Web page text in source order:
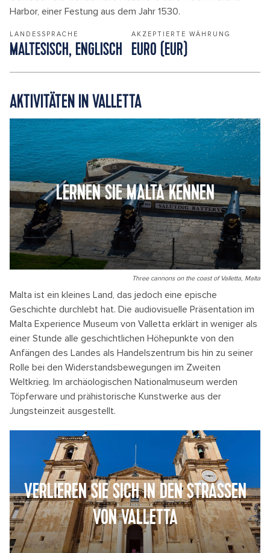
Harbor, einer Festung aus dem Jahr 1530.
LANDESSPRACHE
MALTESISCH, ENGLISCH
AKZEPTIERTE WÄHRUNG
EURO (EUR)
AKTIVITÄTEN IN VALLETTA
LERNEN SIE MALTA KENNEN
Three cannons on the coast of Valletta, Malta
Malta ist ein kleines Land, das jedoch eine epische
Geschichte durchlebt hat. Die audiovisuelle Präsentation im
Malta Experience Museum von Valletta erklärt in weniger als
einer Stunde alle geschichtlichen Höhepunkte von den
Anfängen des Landes als Handelszentrum bis hin zu seiner
Rolle bei den Widerstandsbewegungen im Zweiten
Weltkrieg. Im archäologischen Nationalmuseum werden
Töpferware und prähistorische Kunstwerke aus der
Jungsteinzeit ausgestellt.
VERLIEREN SIE SICH IN DEN STRASSEN V
ON VALLETTA